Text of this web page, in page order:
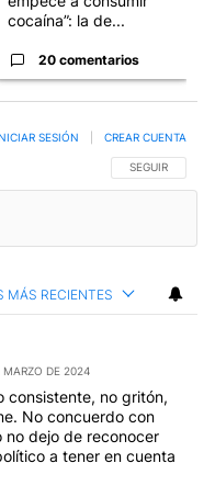
cocaína”: la de...
20 comentarios
SIGA ESTA
SEGUIR
SESIÓN CREAR CUENTA
MÁS RECIENTES
MARZO DE 2024
consistente, no gritón,
No concuerdo con
no dejo de reconocer
a tener en cuenta